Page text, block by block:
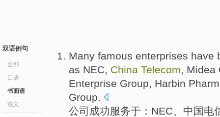
双语例句
全部
口语
书面语
论文
Many famous enterprises have
as NEC, China Telecom, Midea
Enterprise Group, Harbin
Group.
公司 成功服务于： NEC、 中国电